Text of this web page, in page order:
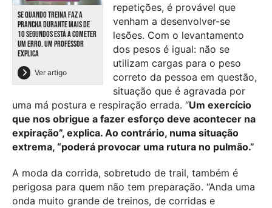
SE QUANDO TREINA FAZ A
PRANCHA DURANTE MAIS DE
10 SEGUNDOS ESTÁ A COMETER
UM ERRO. UM PROFESSOR
EXPLICA
Ver artigo
repetições, é provável que
venham a desenvolver-se
lesões. Com o levantamento
dos pesos é igual: não se
utilizam cargas para o peso
correto da pessoa em questão,
situação que é agravada por
uma má postura e respiração errada. “Um exercício
que nos obrigue a fazer esforço deve acontecer na
expiração”, explica. Ao contrário, numa situação
extrema, “poderá provocar uma rutura no pulmão.”
A moda da corrida, sobretudo de trail, também é
perigosa para quem não tem preparação. “Anda uma
onda muito grande de treinos, de corridas e